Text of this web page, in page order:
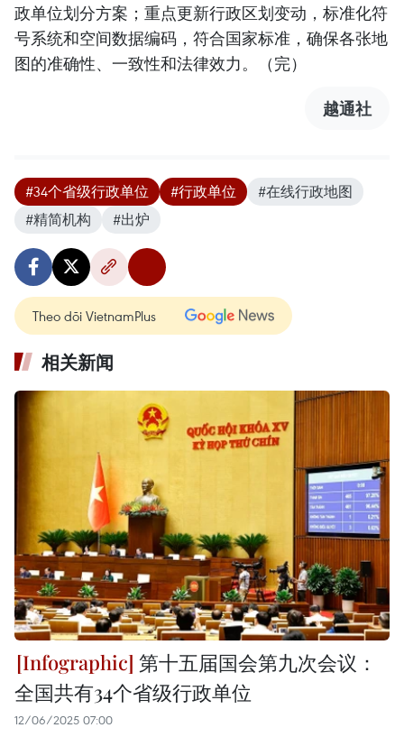
政单位划分方案；重点更新行政区划变动，标准化符
号系统和空间数据编码，符合国家标准，确保各张地
图的准确性、一致性和法律效力。（完）
越通社
#34个省级行政单位 #行政单位
#在线行政地图
#精简机构
#出炉
Theo dõi VietnamPlus
相关新闻
第十五届国会第九次会议：
全国共有34个省级行政单位
12/06/2025 07:00